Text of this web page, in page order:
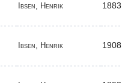
Ibsen, Henrik 1883
Ibsen, Henrik 1908